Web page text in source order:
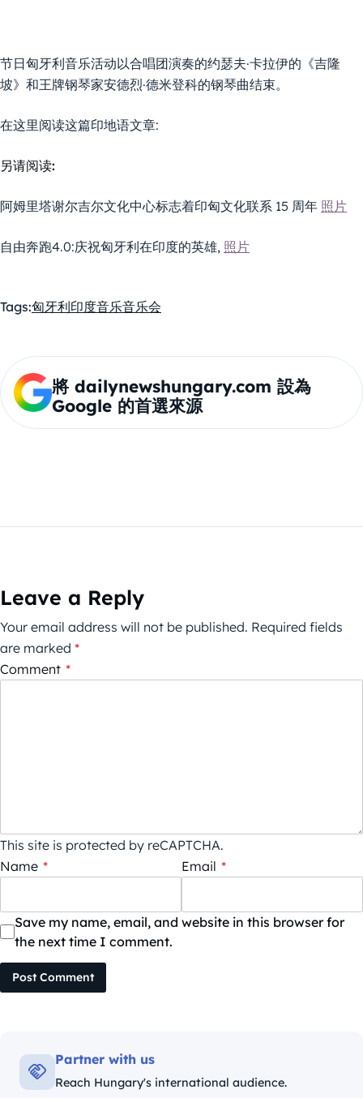
节日匈牙利音乐活动以合唱团演奏的约瑟夫·卡拉伊的《吉隆
坡》和王牌钢琴家安德烈·德米登科的钢琴曲结束。
在这里阅读这篇印地语文章:
另请阅读:
阿姆里塔谢尔吉尔文化中心标志着印匈文化联系 15 周年 照片
自由奔跑4.0:庆祝匈牙利在印度的英雄, 照片
Tags:匈牙利印度音乐音乐会
將 dailynewshungary.com 設為
Google 的首選來源
Leave a Reply
Your email address will not be published. Required fields
are marked *
Comment *
This site is protected by reCAPTCHA.
Name * Email *
Save my name, email, and website in this browser for
the next time I comment.
Post Comment
Partner with us
Reach Hungary's international audience.